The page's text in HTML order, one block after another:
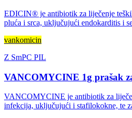
EDICIN® je antibiotik za liječenje
pluća i srca, uključujući endokarditis i
vankomicin
Z SmPC PIL
VANCOMYCINE 1g prašak
VANCOMYCINE je antibiotik za
infekcija, uključujući i stafilokokne, te